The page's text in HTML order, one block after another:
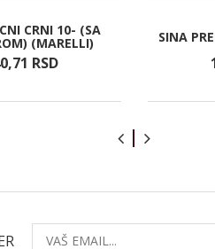
CRNI 10- (SA
(MARELLI)
71 RSD
SINA